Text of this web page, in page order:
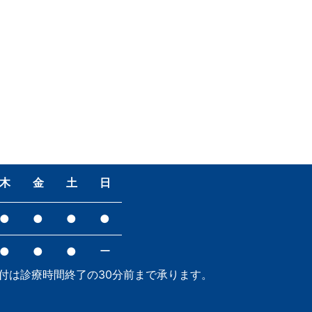
金 土 日
● ● ●
● ●
ー
診療時間終了の30分前まで承ります。